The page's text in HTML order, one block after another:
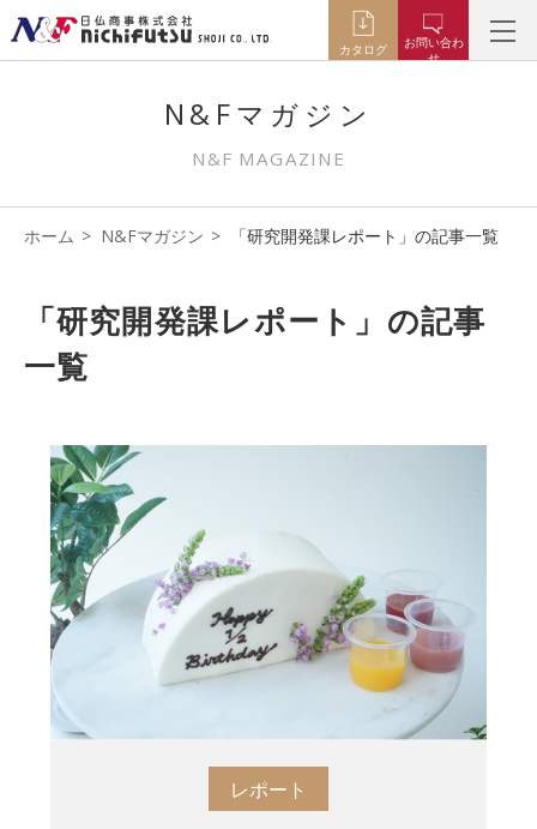
カタログ
お問い合わ
せ
N&Fマガジン
N&F MAGAZINE
ホーム N&Fマガジン 「研究開発課レポート」の記事一覧
「研究開発課レポート」の記事
一覧
レポート